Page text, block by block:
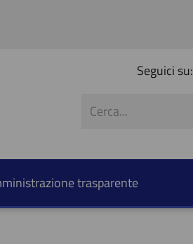
Seguici su:
trasparente